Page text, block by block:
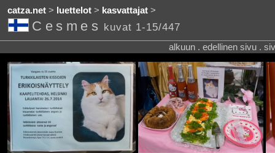
catza.net> luettelot> kasvattajat>
Cesmes kuvat 1-15/447
alkuun . edellinen sivu .